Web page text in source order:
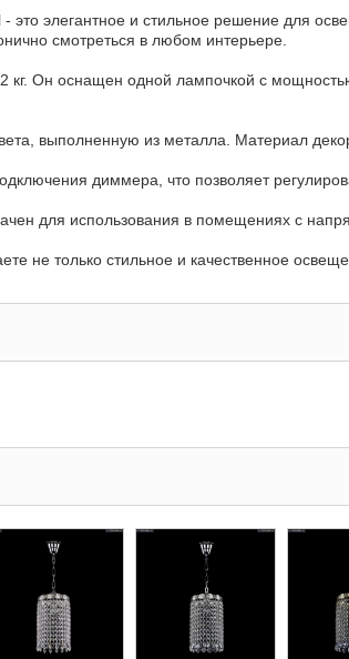
элегантное и стильное решение для
смотреться в любом интерьере.
кг. Он оснащен одной лампочкой с
выполненную из металла. Материал
диммера, что позволяет
для использования в помещениях с
не только стильное и качественное